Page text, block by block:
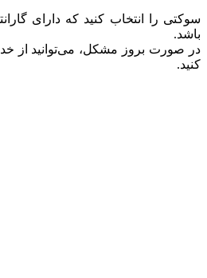
سوکتی را انتخاب کنید که دارای
باشد.
در صورت بروز مشکل، می‌توانید از
کنید.